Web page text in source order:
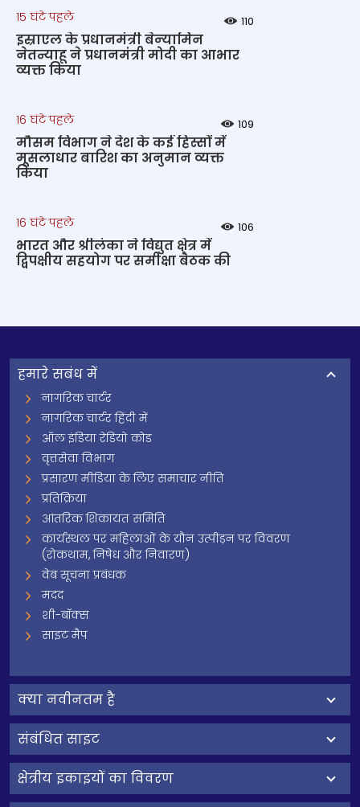
15 घंटे पहले 110
इस्राएल के प्रधानमंत्री बेन्‍यामिन
नेतन्याहू ने प्रधानमंत्री मोदी का आभार
व्यक्त किया
16 घंटे पहले 109
मौसम विभाग ने देश के कई हिस्सों में
मूसलाधार बारिश का अनुमान व्यक्त
किया
16 घंटे पहले 106
भारत और श्रीलंका ने विद्युत क्षेत्र में
द्विपक्षीय सहयोग पर समीक्षा बैठक की
हमारे सबंध में
नागरिक चार्टर
नागरिक चार्टर हिंदी में
ऑल इंडिया रेडियो कोड
वृत्तसेवा विभाग
प्रसारण मीडिया के लिए समाचार नीति
प्रतिक्रिया
आंतरिक शिकायत समिति
कार्यस्थल पर महिलाओं के यौन उत्पीड़न पर विवरण
(रोकथाम, निषेध और निवारण)
वेब सूचना प्रबंधक
मदद
शी-बॉक्स
साइट मैप
क्‍या नवीनतम है
संबंधित साइट
क्षेत्रीय इकाइयों का विवरण